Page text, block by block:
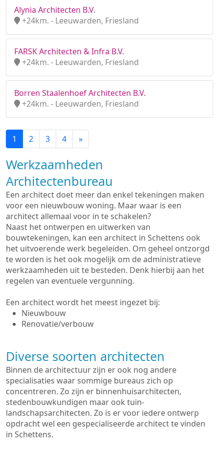
Alynia Architecten B.V.
+24km. - Leeuwarden, Friesland
FARSK Architecten & Infra B.V.
+24km. - Leeuwarden, Friesland
Borren Staalenhoef Architecten B.V.
+24km. - Leeuwarden, Friesland
1 2 3 4 »
Werkzaamheden
Architectenbureau
Een architect doet meer dan enkel tekeningen maken
voor een nieuwbouw woning. Maar waar is een
architect allemaal voor in te schakelen?
Naast het ontwerpen en uitwerken van
bouwtekeningen, kan een architect in Schettens ook
het uitvoerende werk begeleiden. Om geheel ontzorgd
te worden is het ook mogelijk om de administratieve
werkzaamheden uit te besteden. Denk hierbij aan het
regelen van eventuele vergunning.
Een architect wordt het meest ingezet bij:
Nieuwbouw
Renovatie/verbouw
Diverse soorten architecten
Binnen de architectuur zijn er ook nog andere
specialisaties waar sommige bureaus zich op
concentreren. Zo zijn er binnenhuisarchitecten,
stedenbouwkundigen maar ook tuin-
landschapsarchitecten. Zo is er voor iedere ontwerp
opdracht wel een gespecialiseerde architect te vinden
in Schettens.